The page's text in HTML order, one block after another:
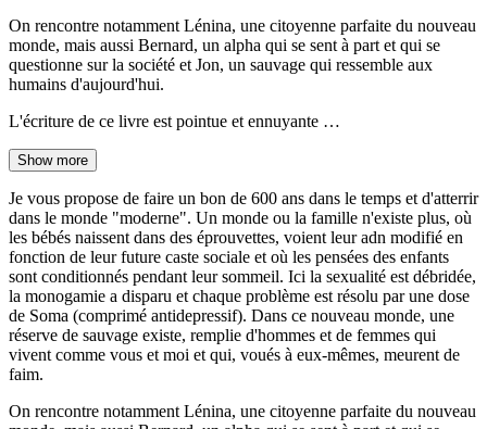
On rencontre notamment Lénina, une citoyenne parfaite du nouveau
monde, mais aussi Bernard, un alpha qui se sent à part et qui se
questionne sur la société et Jon, un sauvage qui ressemble aux
humains d'aujourd'hui.
L'écriture de ce livre est pointue et ennuyante …
Show more
Je vous propose de faire un bon de 600 ans dans le temps et d'atterrir
dans le monde "moderne". Un monde ou la famille n'existe plus, où
les bébés naissent dans des éprouvettes, voient leur adn modifié en
fonction de leur future caste sociale et où les pensées des enfants
sont conditionnés pendant leur sommeil. Ici la sexualité est débridée,
la monogamie a disparu et chaque problème est résolu par une dose
de Soma (comprimé antidepressif). Dans ce nouveau monde, une
réserve de sauvage existe, remplie d'hommes et de femmes qui
vivent comme vous et moi et qui, voués à eux-mêmes, meurent de
faim.
On rencontre notamment Lénina, une citoyenne parfaite du nouveau